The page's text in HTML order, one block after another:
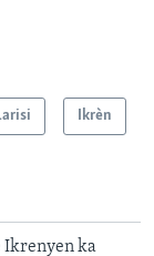
Ikrèn
Ikrenyen ka